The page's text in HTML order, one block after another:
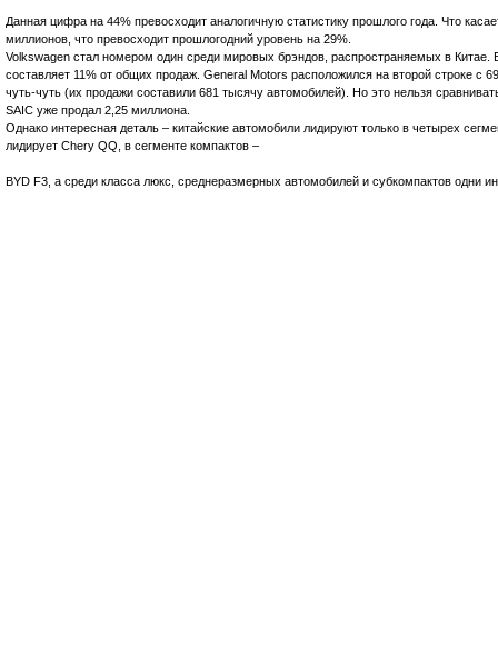
Данная цифра на 44% превосходит аналогичную статистику прошлого года. Что
миллионов, что превосходит прошлогодний уровень на 29%.
Volkswagen стал номером один среди мировых брэндов, распространяемых в
составляет 11% от общих продаж. General Motors расположился на второй строке с
чуть-чуть (их продажи составили 681 тысячу автомобилей). Но это нельзя
SAIC уже продал 2,25 миллиона.
Однако интересная деталь – китайские автомобили лидируют только в четырех
лидирует Chery QQ, в сегменте компактов –
BYD F3, а среди класса люкс, среднеразмерных автомобилей и субкомпактов одни